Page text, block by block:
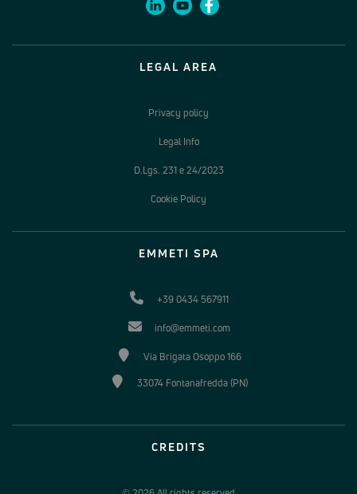
LEGAL AREA
Privacy policy
Legal Info
D.Lgs. 231 e 24/2023
Cookie Policy
EMMETI SPA
+39 0434 567911
info@emmeti.com
Via Brigata Osoppo 166
33074 Fontanafredda (PN)
CREDITS